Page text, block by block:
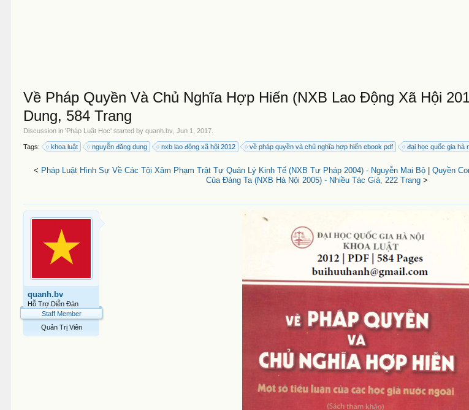
Về Pháp Quyền Và Chủ Nghĩa Hợp Hiến (NXB Lao Động Xã Hội
Dung, 584 Trang
Discussion in 'Pháp Luật Học' started byquanh.bv ,Jun 1, 2017
Tags: khoa luật nguyễn đăng dung nxb lao động xã hội 2012 về pháp quyền và chủ nghĩa hợp hiến ebook pdf đại học quốc gia hà
< Pháp Luật Hình Sự Về Các Tội Xâm Phạm Trật Tự Quản Lý Kinh Tế (NXB Tư Pháp 2004) - Nguyễn Mai Bộ
Quyền
Của Đảng Ta (NXB Hà Nội 2005) - Nhiều Tác Giả, 222 Trang >
quanh.bv
Hỗ Trợ Diễn Đàn
Staff Member
Quản Trị Viên